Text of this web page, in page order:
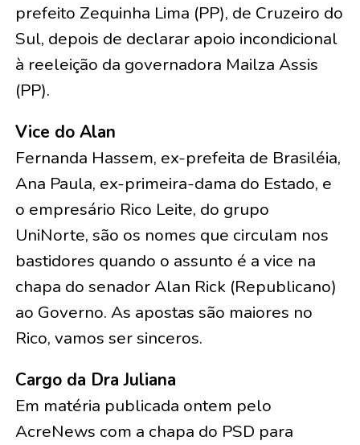
prefeito Zequinha Lima (PP), de Cruzeiro do
Sul, depois de declarar apoio incondicional
à reeleição da governadora Mailza Assis
(PP).
Vice do Alan
Fernanda Hassem, ex-prefeita de Brasiléia,
Ana Paula, ex-primeira-dama do Estado, e
o empresário Rico Leite, do grupo
UniNorte, são os nomes que circulam nos
bastidores quando o assunto é a vice na
chapa do senador Alan Rick (Republicano)
ao Governo. As apostas são maiores no
Rico, vamos ser sinceros.
Cargo da Dra Juliana
Em matéria publicada ontem pelo
AcreNews com a chapa do PSD para